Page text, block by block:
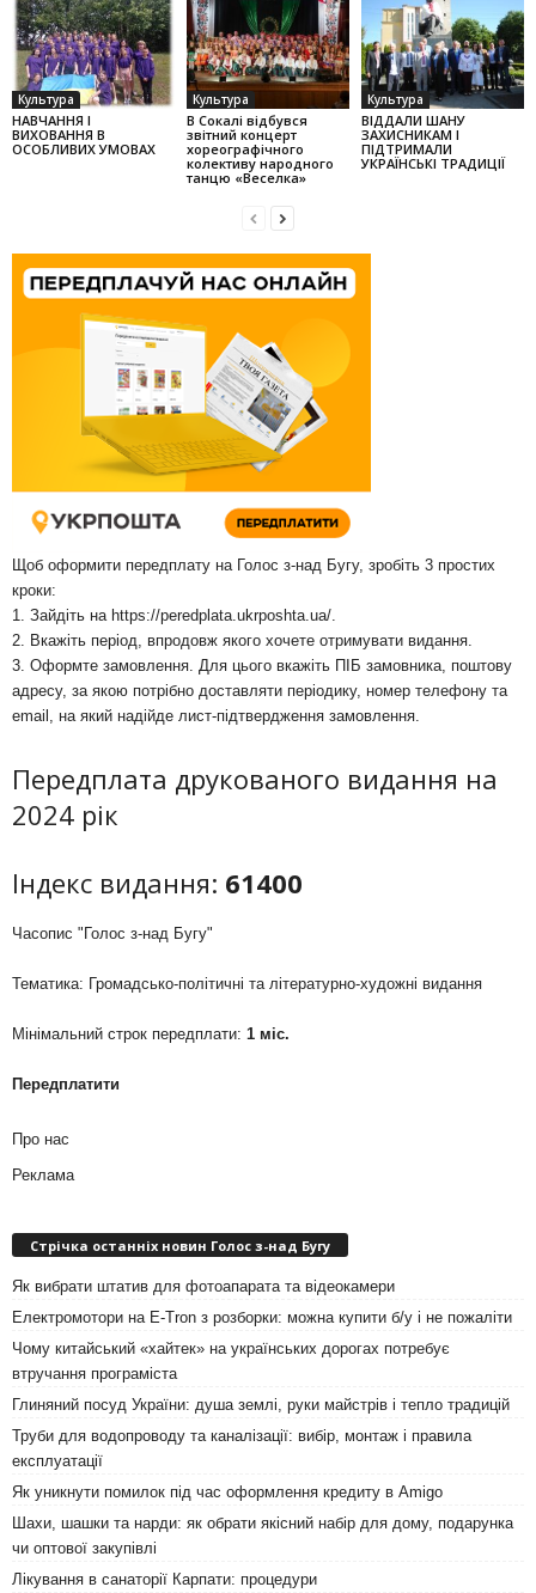
Культура
НАВЧАННЯ І
ВИХОВАННЯ В
ОСОБЛИВИХ УМОВАХ
Культура
В Сокалі відбувся
звітний концерт
хореографічного
колек­тиву народного
танцю «Веселка»
Культура
ВІДДАЛИ ШАНУ
ЗАХИСНИКАМ І
ПІДТРИМАЛИ
УКРАЇНСЬКІ ТРАДИЦІЇ
Щоб оформити передплату на Голос з-над Бугу, зробіть 3 простих
кроки:
1. Зайдіть на https://peredplata.ukrposhta.ua/
2. Вкажіть період, впродовж якого хочете отримувати видання.
3. Оформте замовлення. Для цього вкажіть ПІБ замовника, поштову
адресу, за якою потрібно доставляти періодику, номер телефону та
email, на який надійде лист-підтвердження замовлення.
Передплата друкованого видання на
2024 рік
Індекс видання: 61400
Часопис "Голос з-над Бугу"
Тематика: Громадсько-політичні та літературно-художні видання
Мінімальний строк передплати: 1 міс.
Передплатити
Про нас
Реклама
Стрічка останніх новин Голос з-над Бугу
Як вибрати штатив для фотоапарата та відеокамери
Електромотори на E-Tron з розборки: можна купити б/у і не пожаліти
Чому китайський «хайтек» на українських дорогах потребує
втручання програміста
Глиняний посуд України: душа землі, руки майстрів і тепло традицій
Труби для водопроводу та каналізації: вибір, монтаж і правила
експлуатації
Як уникнути помилок під час оформлення кредиту в Amigo
Шахи, шашки та нарди: як обрати якісний набір для дому, подарунка
чи оптової закупівлі
Лікування в санаторії Карпати: процедури